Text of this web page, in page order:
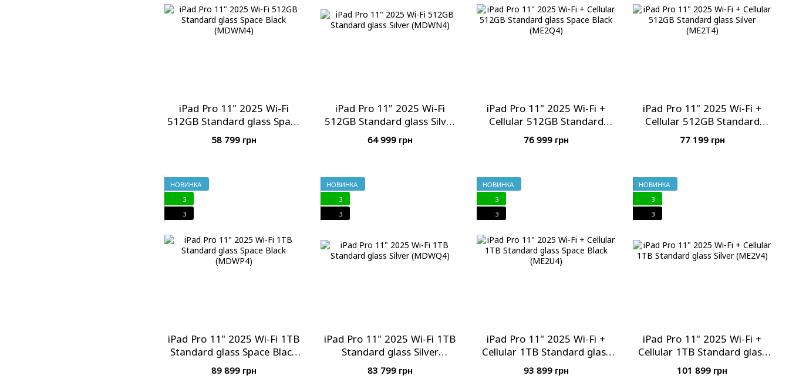
iPad Pro 11" 2025 Wi-Fi
512GB Standard glass Space
Black (MDWM4)
58 799 грн
iPad Pro 11" 2025 Wi-Fi
512GB Standard glass Silver
(MDWN4)
64 999 грн
iPad Pro 11" 2025 Wi-Fi +
Cellular 512GB Standard
glass Space Black (ME2Q4)
76 999 грн
iPad Pro 11" 2025 Wi-Fi +
Cellular 512GB Standard
glass Silver (ME2T4)
77 199 грн
НОВИНКА
3
3
iPad Pro 11" 2025 Wi-Fi 1TB
Standard glass Space Black
(MDWP4)
89 899 грн
НОВИНКА
3
3
iPad Pro 11" 2025 Wi-Fi 1TB
Standard glass Silver
(MDWQ4)
83 799 грн
НОВИНКА
3
3
iPad Pro 11" 2025 Wi-Fi +
Cellular 1TB Standard glass
Space Black (ME2U4)
93 899 грн
НОВИНКА
3
3
iPad Pro 11" 2025 Wi-Fi +
Cellular 1TB Standard glass
Silver (ME2V4)
101 899 грн